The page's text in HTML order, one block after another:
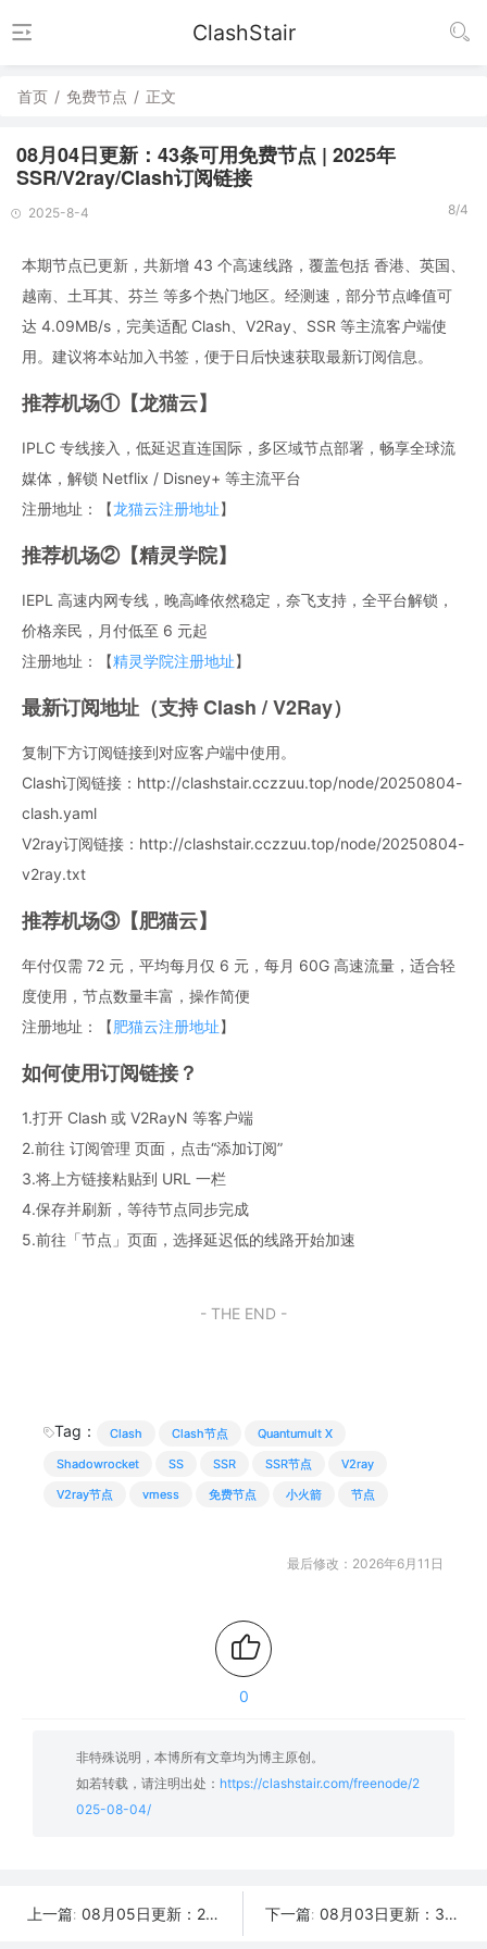
ClashStair
首页 / 免费节点 / 正文
08月04日更新：43条可用免费节点 | 2025年
SSR/V2ray/Clash订阅链接
2025-8-4 8/4
本期节点已更新，共新增 43 个高速线路，覆盖包括 香港、英国、
越南、土耳其、芬兰 等多个热门地区。经测速，部分节点峰值可
达 4.09MB/s，完美适配 Clash、V2Ray、SSR 等主流客户端使
用。建议将本站加入书签，便于日后快速获取最新订阅信息。
推荐机场①【龙猫云】
IPLC 专线接入，低延迟直连国际，多区域节点部署，畅享全球流
媒体，解锁 Netflix / Disney+ 等主流平台
注册地址：【龙猫云注册地址】
推荐机场②【精灵学院】
IEPL 高速内网专线，晚高峰依然稳定，奈飞支持，全平台解锁，
价格亲民，月付低至 6 元起
注册地址：【精灵学院注册地址】
最新订阅地址（支持 Clash / V2Ray）
复制下方订阅链接到对应客户端中使用。
Clash订阅链接：http://clashstair.cczzuu.top/node/20250804-
clash.yaml
V2ray订阅链接：http://clashstair.cczzuu.top/node/20250804-
v2ray.txt
推荐机场③【肥猫云】
年付仅需 72 元，平均每月仅 6 元，每月 60G 高速流量，适合轻
度使用，节点数量丰富，操作简便
注册地址：【肥猫云注册地址】
如何使用订阅链接？
1.打开 Clash 或 V2RayN 等客户端
2.前往 订阅管理 页面，点击“添加订阅”
3.将上方链接粘贴到 URL 一栏
4.保存并刷新，等待节点同步完成
5.前往「节点」页面，选择延迟低的线路开始加速
- THE END -
Tag： Clash Clash节点
Quantumult X
Shadowrocket
SS SSR SSR节点
V2ray
V2ray节点
vmess 免费节点 小火箭 节点
最后修改：2026年6月11日
0
非特殊说明，本博所有文章均为博主原创。
如若转载，请注明出处： https://clashstair.com/freenode/2
025-08-04/
上一篇: 08月05日更新：23条可用免费节点 | 2025年SSR/V2ray/Clash订阅链接 下一篇: 08月03日更新：31条可用免费节点 | 2025年SSR/V2ray/Clash订阅链接